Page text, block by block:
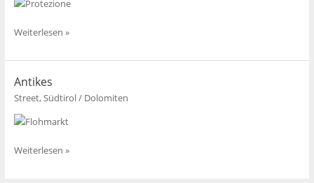
Protezione
Weiterlesen »
Antikes
Street,Südtirol / Dolomiten
Antikes
Weiterlesen »